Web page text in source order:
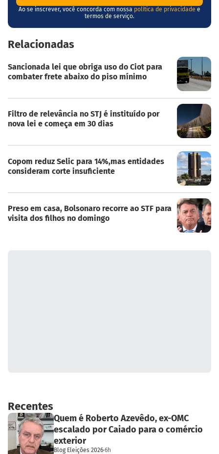
Ao se inscrever, você concorda com nossa política de privacidade e
termos de serviço.
Relacionadas
Sancionada lei que obriga uso do Ciot para
combater frete abaixo do piso mínimo
Filtro de relevância no STJ é instituído por
nova lei e começa em 30 dias
Copom reduz Selic para 14%,mas entidades
consideram corte insuficiente
Preso em casa, Bolsonaro recorre ao STF para
visita dos filhos no domingo
Recentes
Quem é Roberto Azevêdo, ex-OMC
escalado por Caiado para o comércio
exterior
Blog Eleições 2026·6h